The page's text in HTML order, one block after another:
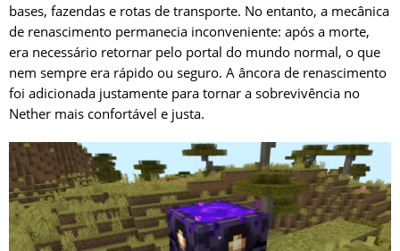
bases, fazendas e rotas de transporte. No entanto, a mecânica
de renascimento permanecia inconveniente: após a morte,
era necessário retornar pelo portal do mundo normal, o que
nem sempre era rápido ou seguro. A âncora de renascimento
foi adicionada justamente para tornar a sobrevivência no
Nether mais confortável e justa.